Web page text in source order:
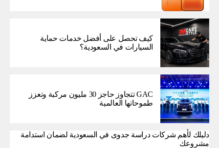
كيف تحصل على أفضل خدمات حماية
السيارات في السعودية؟
GAC تتجاوز حاجز 30 مليون مركبة وتعزز
طموحاتها العالمية
دليلك لأهم شركات دراسة جدوى في السعودية لضمان استدامة
مشروعك